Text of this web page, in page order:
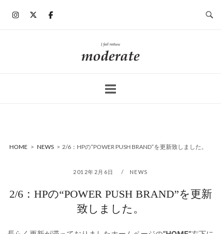
ホ
ー
HOME > NEWS > 2/6：HPの“POWER PUSH BRAND”を更新致しました。
2012年2月6日 NEWS
2/6：HPの“POWER PUSH BRAND”を更新
致しました。